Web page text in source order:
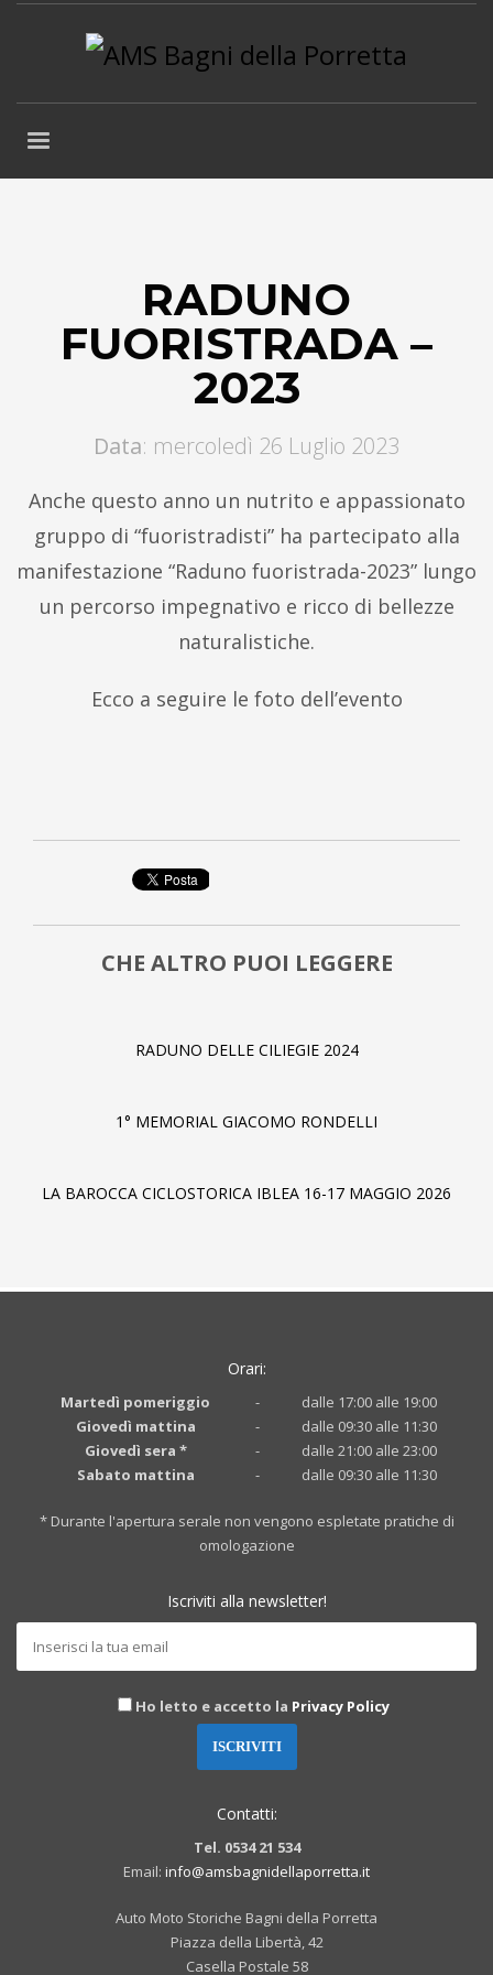
RADUNO
FUORISTRADA –
2023
Data: mercoledì 26 Luglio 2023
Anche questo anno un nutrito e appassionato
gruppo di “fuoristradisti” ha partecipato alla
manifestazione “Raduno fuoristrada-2023” lungo
un percorso impegnativo e ricco di bellezze
naturalistiche.
Ecco a seguire le foto dell’evento
CHE ALTRO PUOI LEGGERE
RADUNO DELLE CILIEGIE 2024
1° MEMORIAL GIACOMO RONDELLI
LA BAROCCA CICLOSTORICA IBLEA 16-17 MAGGIO 2026
Orari:
Martedì pomeriggio -
dalle 17:00 alle 19:00
Giovedì mattina
-
dalle 09:30 alle 11:30
Giovedì sera *
-
dalle 21:00 alle 23:00
Sabato mattina
- dalle 09:30 alle 11:30
* Durante l'apertura serale non vengono espletate pratiche di
omologazione
Iscriviti alla newsletter!
Ho letto e accetto la Privacy Policy
Contatti:
Tel. 0534 21 534
Email: info@amsbagnidellaporretta.it
Auto Moto Storiche Bagni della Porretta
Piazza della Libertà, 42
Casella Postale 58